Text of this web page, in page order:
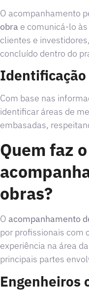
O acompanhamento
obra e comunicá-lo
clientes e
concluído dentro do
Identificação
Com base nas
identificar áreas de
embasadas,
Quem faz o
obras?
O acompanhamento
por profissionais com
experiência na área
principais partes
Engenheiros